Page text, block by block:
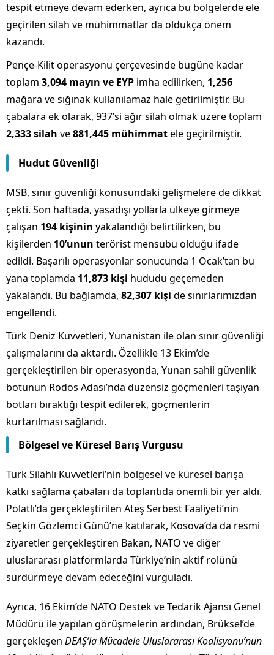
tespit etmeye devam ederken, ayrıca bu bölgelerde ele
geçirilen silah ve mühimmatlar da oldukça önem
kazandı.
Pençe-Kilit operasyonu çerçevesinde bugüne kadar
toplam 3,094 mayın ve EYP imha edilirken, 1,256
mağara ve sığınak kullanılamaz hale getirilmiştir. Bu
çabalara ek olarak, 937’si ağır silah olmak üzere toplam
2,333 silah ve881,445 mühimmatele geçirilmiştir.
Hudut Güvenliği
MSB, sınır güvenliği konusundaki gelişmelere de dikkat
çekti. Son haftada, yasadışı yollarla ülkeye girmeye
çalışan 194 kişinin yakalandığı belirtilirken, bu
kişilerden 10’unun terörist mensubu olduğu ifade
edildi. Başarılı operasyonlar sonucunda 1 Ocak’tan bu
yana toplamda 11,873 kişi hududu geçemeden
yakalandı. Bu bağlamda, 82,307 kişi de sınırlarımızdan
engellendi.
Türk Deniz Kuvvetleri, Yunanistan ile olan sınır güvenliği
çalışmalarını da aktardı. Özellikle 13 Ekim’de
gerçekleştirilen bir operasyonda, Yunan sahil güvenlik
botunun Rodos Adası’nda düzensiz göçmenleri taşıyan
botları bıraktığı tespit edilerek, göçmenlerin
kurtarılması sağlandı.
Bölgesel ve Küresel Barış Vurgusu
Türk Silahlı Kuvvetleri’nin bölgesel ve küresel barışa
katkı sağlama çabaları da toplantıda önemli bir yer aldı.
Polatlı’da gerçekleştirilen Ateş Serbest Faaliyeti’nin
Seçkin Gözlemci Günü’ne katılarak, Kosova’da da resmi
ziyaretler gerçekleştiren Bakan, NATO ve diğer
uluslararası platformlarda Türkiye’nin aktif rolünü
sürdürmeye devam edeceğini vurguladı.
Ayrıca, 16 Ekim’de NATO Destek ve Tedarik Ajansı Genel
Müdürü ile yapılan görüşmelerin ardından, Brüksel’de
gerçekleşen DEAŞ’la Mücadele Uluslararası Koalisyonu’nun